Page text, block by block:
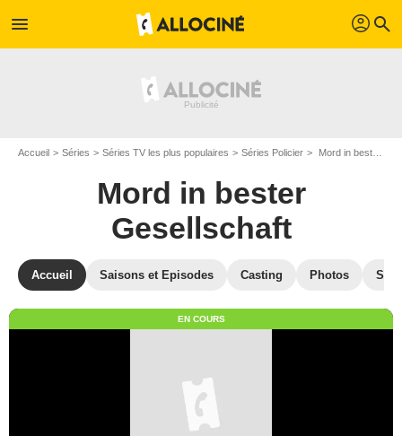
menu profil search
Accueil Séries Séries TV les plus populaires Séries Policier Mord in bester Gesellschaft
Mord in bester
Gesellschaft
Accueil Saisons et Episodes Casting Photos
EN COURS